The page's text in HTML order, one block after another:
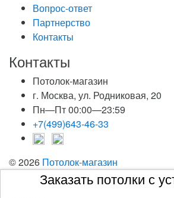
Вопрос-ответ
Партнерство
Контакты
Контакты
Потолок-магазин
г. Москва, ул. Родниковая, 20
Пн—Пт 00:00—23:59
+7(499)643-46-33
© 2026 Потолок-магазин
Заказать потолки с